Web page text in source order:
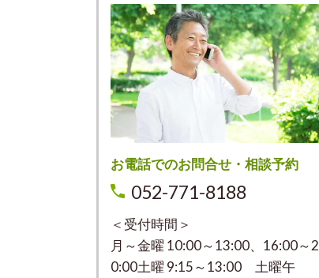
お電話でのお問合せ・相談予約
052-771-8188
＜受付時間＞
月～金曜 10:00～13:00、16:00～2
0:00土曜 9:15～13:00 土曜午